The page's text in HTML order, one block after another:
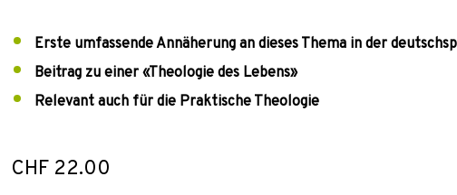
Erste umfassende Annäherung an dieses Thema in der
Beitrag zu einer «Theologie des Lebens»
Relevant auch für die Praktische Theologie
CHF 22.00